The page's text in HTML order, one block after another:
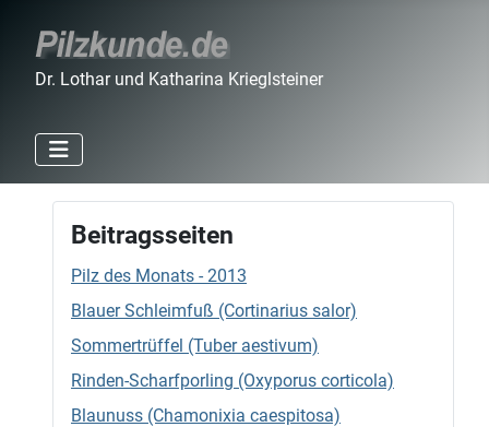
Dr. Lothar und Katharina Krieglsteiner
Beitragsseiten
Pilz des Monats - 2013
Blauer Schleimfuß (Cortinarius salor)
Sommertrüffel (Tuber aestivum)
Rinden-Scharfporling (Oxyporus corticola)
Blaunuss (Chamonixia caespitosa)